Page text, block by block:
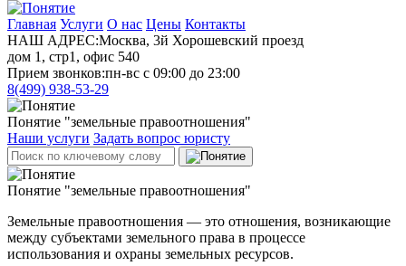
Главная Услуги О нас Цены Контакты
НАШ АДРЕС:Москва, 3й Хорошевский проезд
дом 1, стр1, офис 540
Прием звонков:пн-вс с 09:00 до 23:00
8(499) 938-53-29
Понятие "земельные правоотношения"
Наши услуги Задать вопрос юристу
Понятие "земельные правоотношения"
Земельные правоотношения — это отношения, возникающие
между субъектами земельного права в процессе
использования и охраны земельных ресурсов.